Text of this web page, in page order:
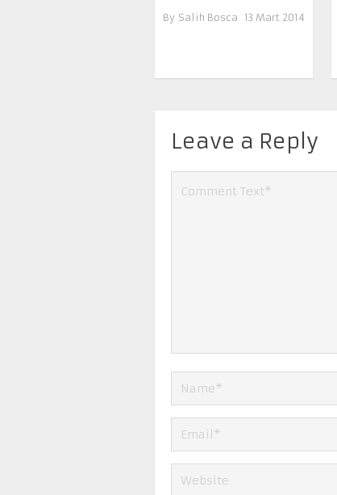
By Salih Bosca 13 Mart 2014
Leave a Reply